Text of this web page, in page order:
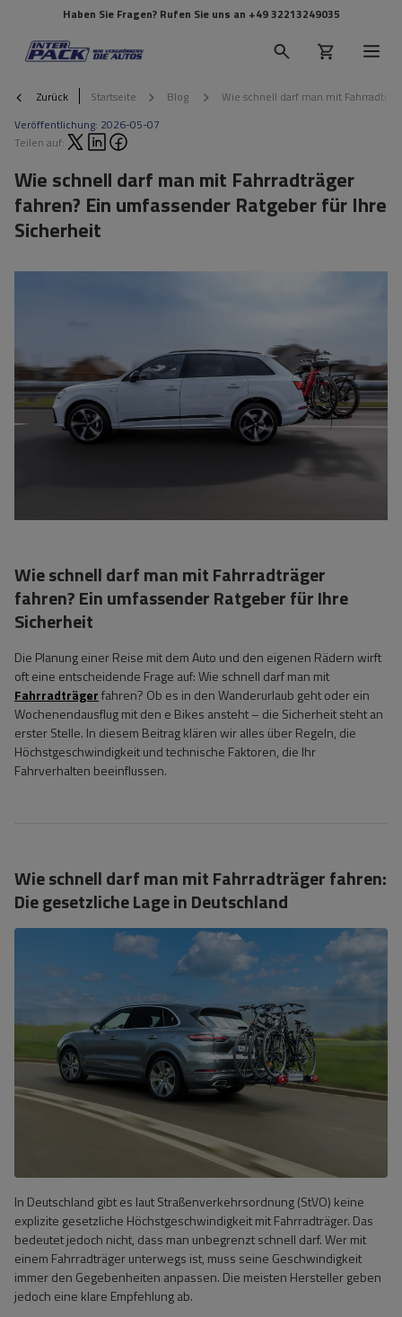
Haben Sie Fragen? Rufen Sie uns an +49 32213249035
Zurück Startseite Blog
Wie schnell darf man mit
Veröffentlichung: 2026-05-07
Teilen auf:
Wie schnell darf man mit Fahrradträger
fahren? Ein umfassender Ratgeber für Ihre
Sicherheit
Wie schnell darf man mit Fahrradträger
fahren? Ein umfassender Ratgeber für Ihre
Sicherheit
Die Planung einer Reise mit dem Auto und den eigenen Rädern wirft
oft eine entscheidende Frage auf: Wie schnell darf man mit
Fahrradträgerfahren? Ob es in den Wanderurlaub geht oder ein
Wochenendausflug mit den e Bikes ansteht – die Sicherheit steht an
erster Stelle. In diesem Beitrag klären wir alles über Regeln, die
Höchstgeschwindigkeit und technische Faktoren, die Ihr
Fahrverhalten beeinflussen.
Wie schnell darf man mit Fahrradträger fahren:
Die gesetzliche Lage in Deutschland
In Deutschland gibt es laut Straßenverkehrsordnung (StVO) keine
explizite gesetzliche Höchstgeschwindigkeit mit Fahrradträger. Das
bedeutet jedoch nicht, dass man unbegrenzt schnell darf. Wer mit
einem Fahrradträger unterwegs ist, muss seine Geschwindigkeit
immer den Gegebenheiten anpassen. Die meisten Hersteller geben
jedoch eine klare Empfehlung ab.